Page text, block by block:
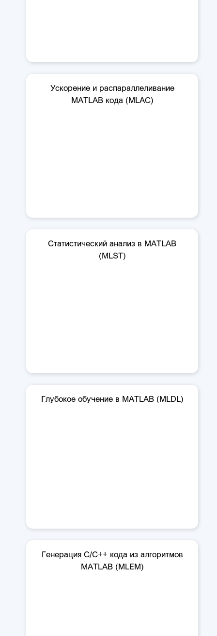
Ускорение и распараллеливание
MATLAB кода (MLAC)
Статистический анализ в MATLAB
(MLST)
Глубокое обучение в MATLAB (MLDL)
Генерация C/C++ кода из алгоритмов
MATLAB (MLEM)